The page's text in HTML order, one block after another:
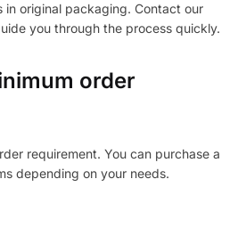
original packaging. Contact our
you through the process quickly.
order
requirement. You can purchase a
depending on your needs.